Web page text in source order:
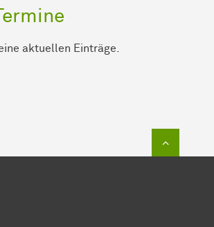
aktuellen Einträge.